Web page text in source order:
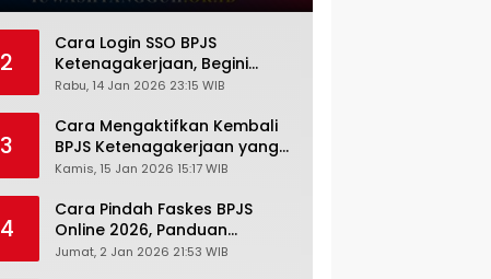
2
Cara Login SSO BPJS
Ketenagakerjaan, Begini
Tutorial Lengkap dan
Rabu, 14 Jan 2026 23:15 WIB
3
Cara Mengaktifkan Kembali
BPJS Ketenagakerjaan yang
Nonaktif, Begini Panduan
Kamis, 15 Jan 2026 15:17 WIB
4
Cara Pindah Faskes BPJS
Online 2026, Panduan
Lengkap via Mobile JKN,
Jumat, 2 Jan 2026 21:53 WIB